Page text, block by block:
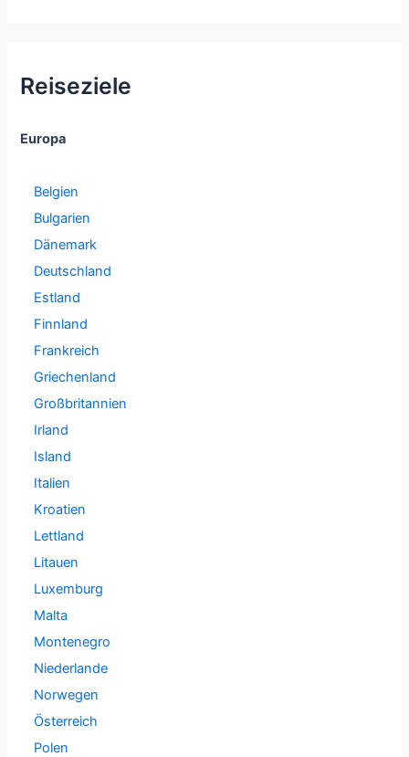
Reiseziele
Europa
Belgien
Bulgarien
Dänemark
Deutschland
Estland
Finnland
Frankreich
Griechenland
Großbritannien
Irland
Island
Italien
Kroatien
Lettland
Litauen
Luxemburg
Malta
Montenegro
Niederlande
Norwegen
Österreich
Polen